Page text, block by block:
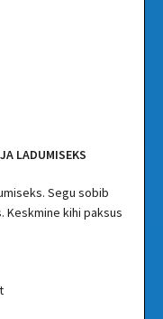
LADUMISEKS
Segu sobib
Keskmine kihi paksus